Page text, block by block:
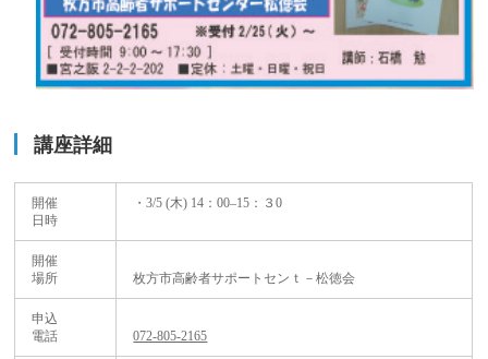
講座詳細
開催
日時
・3/5 (木) 14：00–15：３0
開催
場所
枚方市高齢者サポートセンｔ－松徳会
申込
電話
072-805-2165